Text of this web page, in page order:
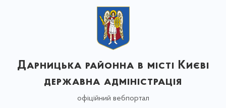
Дарницька районна в місті Києві
державна адміністрація
офіційний вебпортал